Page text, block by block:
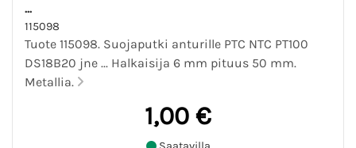
...
115098
Tuote 115098. Suojaputki anturille PTC NTC PT100
DS18B20 jne ... Halkaisija 6 mm pituus 50 mm.
Metallia.
1,00 €